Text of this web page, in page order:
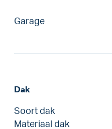
Garage
Dak
Soort dak
Materiaal dak